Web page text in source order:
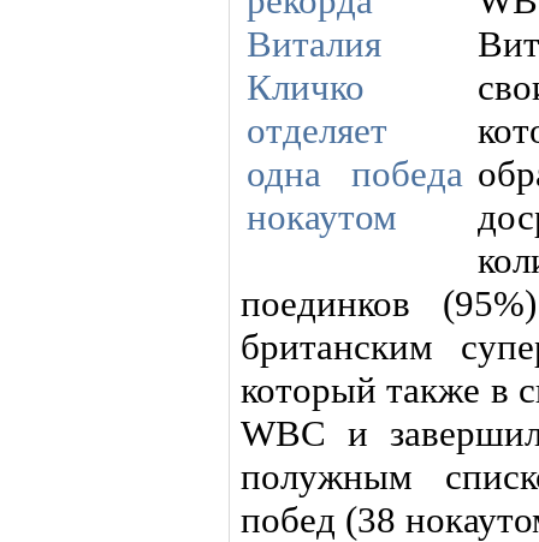
поединков
британским
который также в
WBC и
полужным
побед (38